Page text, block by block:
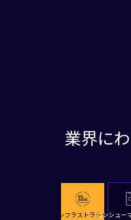
業界に
インフラストラクチャ
コンシュー